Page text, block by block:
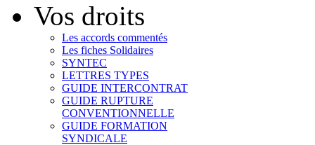
Vos droits
Les accords commentés
Les fiches Solidaires
SYNTEC
LETTRES TYPES
GUIDE INTERCONTRAT
GUIDE RUPTURE
CONVENTIONNELLE
GUIDE FORMATION
SYNDICALE